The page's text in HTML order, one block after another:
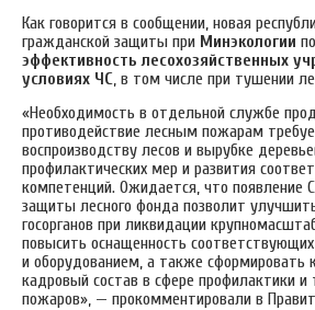
Как говорится в сообщении, новая
гражданской защиты при Минэкологии
эффективность лесохозяйственных
условиях ЧС, в том числе при тушении
«Необходимость в отдельной службе
противодействие лесным пожарам
воспроизводству лесов и вырубке
профилактических мер и развития
компетенций. Ожидается, что появление
защиты лесного фонда позволит
госорганов при ликвидации
повысить оснащенность
и оборудованием, а также сформировать
кадровый состав в сфере профилактики
пожаров», — прокомментировали в